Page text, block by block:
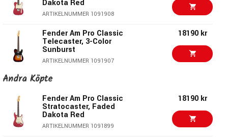
färgen Faded Lake Placid Blue. Greppbrädan i lönn har en
har en Modern "C"-form och satin urethanfinish.
Elektronik och regler
Gitarren har två Coastline® ’63 single-coil Telecaster®-
mikrofoner. Reglerna består av mastervolym, masterton
med Greasebucket™-tonkontroll och en treläges
mikrofonomkopplare.
Dakota Red
ARTIKELNUMMER 1091908
Fender Am Pro Classic
Telecaster, 3-Color
Sunburst
ARTIKELNUMMER 1091907
18190 kr
Fender Am Pro Classic
Butterscotch Blonde
ARTIKELNUMMER 1091911
Fender Am Pro Classic 18179 kr
Andra Köpte
Fender Am Pro Classic
Stratocaster, Faded
Dakota Red
ARTIKELNUMMER 1091899
18190 kr